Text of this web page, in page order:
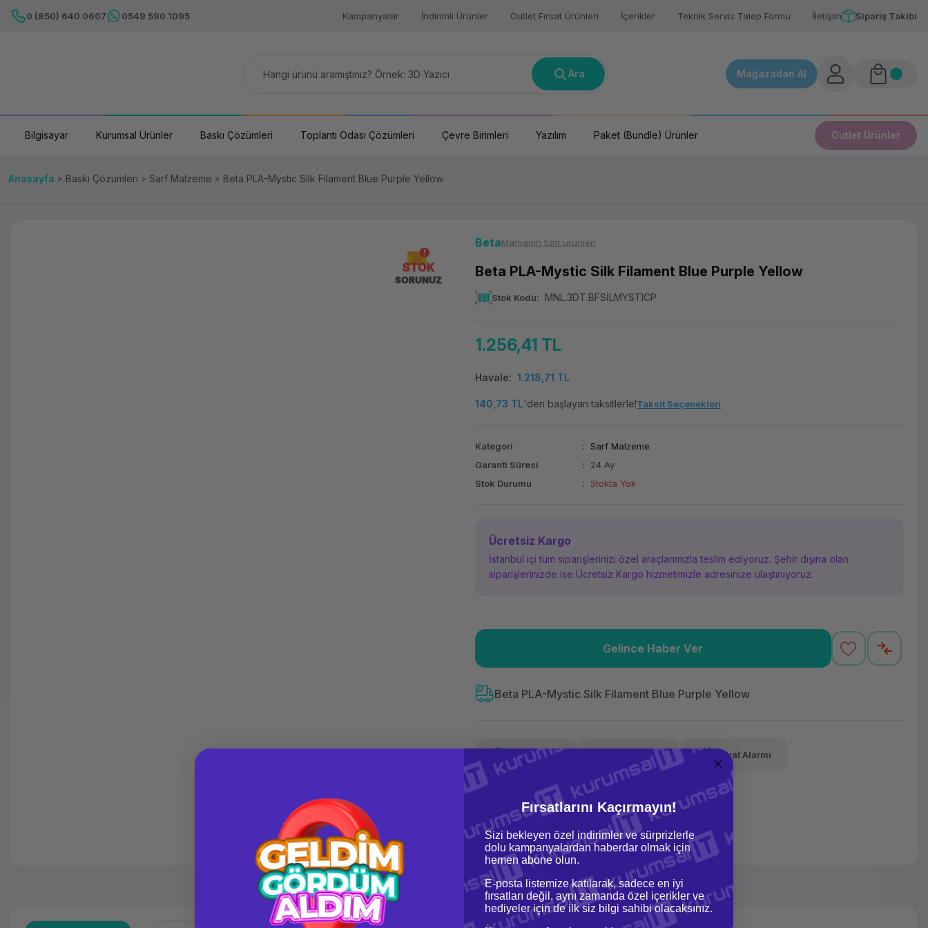
0 (850) 640 0607 0549 590 1095 Kampanyalar İndirimli Ürünler Outlet Fırsat Ürünleri İçerikler Teknik Servis Talep Formu İletişim Sipariş Takibi
Ara Mağazadan Al
Bilgisayar Kurumsal Ürünler Baskı Çözümleri Toplantı Odası Çözümleri Çevre Birimleri Yazılım Paket (Bundle) Ürünler Outlet Ürünler
Anasayfa Baskı Çözümleri Sarf Malzeme Beta PLA-Mystic Silk Filament Blue Purple Yellow
STOK
SORUNUZ
BetaMarkanın tüm ürünleri
Beta PLA-Mystic Silk Filament Blue Purple Yellow
Stok Kodu MNL.3DT.BFSİLMYSTICP
1.256,41 TL
Havale 1.218,71 TL
140,73 TL'den başlayan taksitlerle!Taksit Seçenekleri
Kategori
Sarf Malzeme
Garanti Süresi
24 Ay
Stok Durumu
Stokta Yok
Ücretsiz Kargo
İstanbul içi tüm siparişlerinizi özel araçlarımızla teslim ediyoruz. Şehir dışına olan
siparişlerinizde ise Ücretsiz Kargo hizmetimizle adresinize ulaştırııyoruz.
Kolay iade imkanı
140,73 TLx 12
Aya varan taksit
Havalelerde
Özel indirim fırsatı
Gelince Haber Ver
Beta PLA-Mystic Silk Filament Blue Purple Yellow
Yorum Yaz Tavsiye Et Fiyat Alarmı
Fiyat Teklifi Al
Fırsatlarını Kaçırmayın!
Sizi bekleyen özel indirimler ve sürprizlerle
dolu kampanyalardan haberdar olmak için
hemen abone olun.
E-posta listemize katılarak, sadece en iyi
fırsatları değil, aynı zamanda özel içerikler ve
hediyeler için de ilk siz bilgi sahibi olacaksınız.